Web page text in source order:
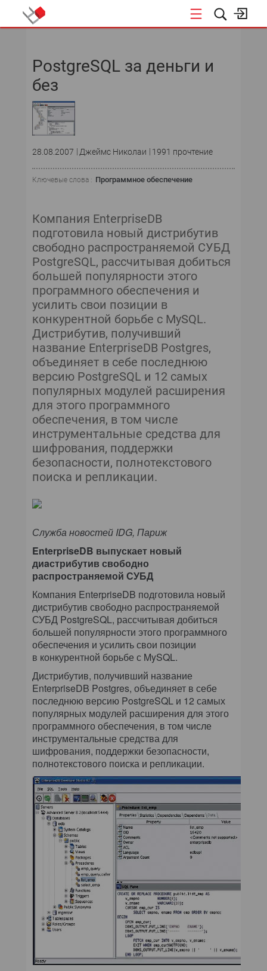
PostgreSQL за деньги и
без
28.08.2007 Джеймс Николаи 1991 прочтение
Ключевые слова : Программное обеспечение
Компания EnterpriseDB
подготовила новый дистрибутив
свободно распространяемой СУБД
PostgreSQL, рассчитывая добиться
большей популярности этого
программного обеспечения и
усилить свои позиции в
конкурентной борьбе с MySQL.
Дистрибутив, получивший
название EnterpriseDB Postgres,
объединяет в себе последнюю
версию PostgreSQL и 12 самых
популярных модулей расширения
для этого программного
обеспечения, в том числе
инструментальные средства для
шифрования, поддержки
безопасности, полнотекстового
поиска и репликации.
Служба новостей IDG, Париж
EnterpriseDB выпускает новый
диaстрибутив свободно
распространяемой СУБД
Компания EnterpriseDB подготовила новый
дистрибутив свободно распространяемой
СУБД PostgreSQL, рассчитывая добиться
большей популярности этого программного
обеспечения и усилить свои позиции
в конкурентной борьбе с MySQL.
Дистрибутив, получивший название
EnterpriseDB Postgres, объединяет в себе
последнюю версию PostgreSQL и 12 самых
популярных модулей расширения для этого
программного обеспечения, в том числе
инструментальные средства для
шифрования, поддержки безопасности,
полнотекстового поиска и репликации.